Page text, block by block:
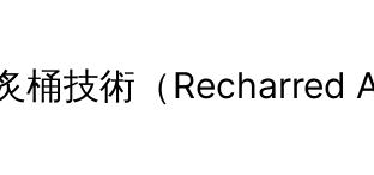
桶技術（Recharred